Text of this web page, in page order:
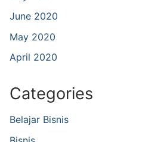
June 2020
May 2020
April 2020
Categories
Belajar Bisnis